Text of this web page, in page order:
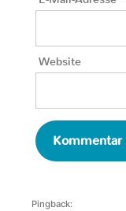
Website
Pingback: